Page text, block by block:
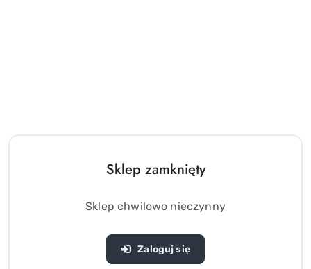
Sklep zamknięty
Sklep chwilowo nieczynny
Zaloguj się